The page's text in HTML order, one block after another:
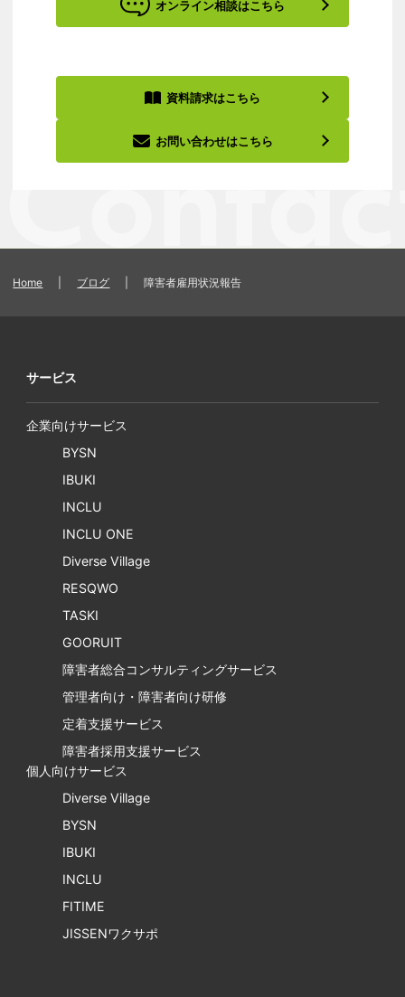
オンライン相談はこちら
資料請求はこちら
お問い合わせはこちら
Home ブログ 障害者雇用状況報告
サービス
企業向けサービス
BYSN
IBUKI
INCLU
INCLU ONE
Diverse Village
RESQWO
TASKI
GOORUIT
障害者総合コンサルティングサービス
管理者向け・障害者向け研修
定着支援サービス
障害者採用支援サービス
個人向けサービス
Diverse Village
BYSN
IBUKI
INCLU
FITIME
JISSENワクサポ